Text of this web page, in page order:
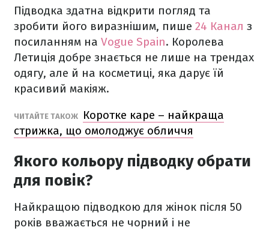
Підводка здатна відкрити погляд та
зробити його виразнішим, пише 24 Канал з
посиланням на Vogue Spain. Королева
Летиція добре знається не лише на трендах
одягу, але й на косметиці, яка дарує їй
красивий макіяж.
ЧИТАЙТЕ ТАКОЖ
Коротке каре – найкраща
стрижка, що омолоджує обличчя
Якого кольору підводку обрати
для повік?
Найкращою підводкою для жінок після 50
років вважається не чорний і не